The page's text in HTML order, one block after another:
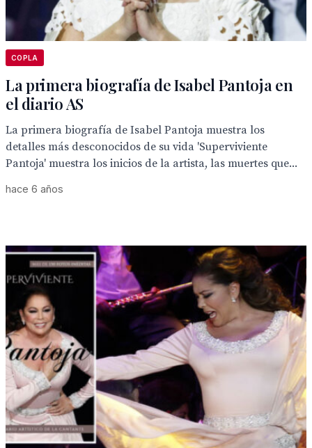
COPLA
La primera biografía de Isabel Pantoja en
el diario AS
La primera biografía de Isabel Pantoja muestra los
detalles más desconocidos de su vida 'Superviviente
Pantoja' muestra los inicios de la artista, las muertes que...
hace 6 años